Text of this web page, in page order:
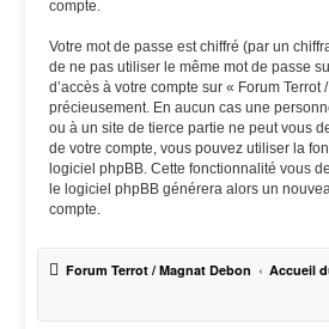
compte.
Votre mot de passe est chiffré (par un
de ne pas utiliser le même mot de passe
d’accès à votre compte sur « Forum
précieusement. En aucun cas une
ou à un site de tierce partie ne peut vous
de votre compte, vous pouvez utiliser la
logiciel phpBB. Cette fonctionnalité vous
le logiciel phpBB générera alors un
compte.
Forum Terrot / Magnat Debon Accueil